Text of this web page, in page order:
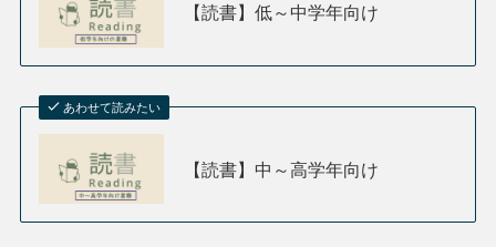
【読書】低～中学年向け
あわせて読みたい
【読書】中～高学年向け